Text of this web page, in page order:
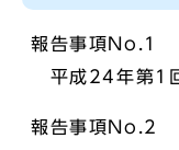
報告事項No.1
平成24年第1
報告事項No.2